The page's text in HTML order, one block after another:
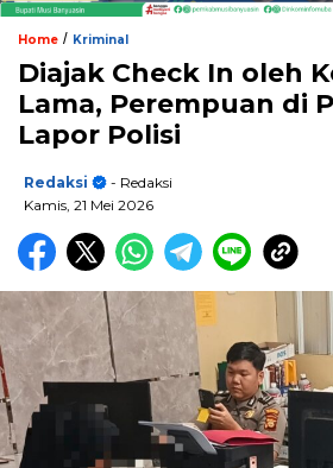
Home / Kriminal
Diajak Check In oleh
Lama, Perempuan di
Lapor Polisi
Redaksi
- Redaksi
Kamis, 21 Mei 2026